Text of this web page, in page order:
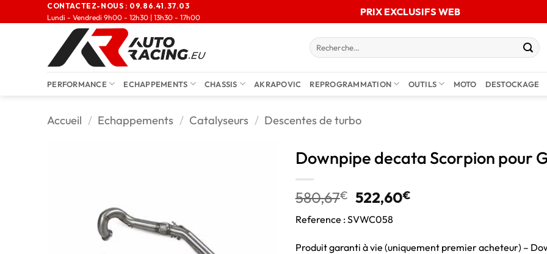
CONTACTEZ-NOUS : 09.86.41.37.03
Lundi - Vendredi 9h00 - 12h30 | 13h30 - 17h00
PRIX EXCLUSIFS WEB
PERFORMANCE ECHAPPEMENTS CHASSIS AKRAPOVIC REPROGRAMMATION OUTILS MOTO DESTOCKAGE
Accueil / Echappements / Catalyseurs / Descentes de turbo
Downpipe decata Scorpion pour
580,67€ 522,60€
Reference : SVWC058
Produit garanti à vie (uniquement premier acheteur) –